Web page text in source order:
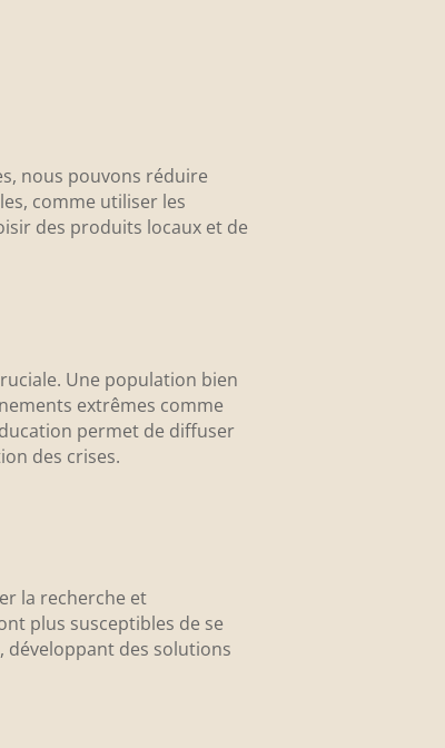
nous pouvons réduire
comme utiliser les
des produits locaux et de
Une population bien
extrêmes comme
permet de diffuser
des crises.
la recherche et
plus susceptibles de se
développant des solutions